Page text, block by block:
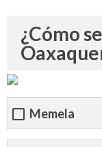
¿Cómo
Memela